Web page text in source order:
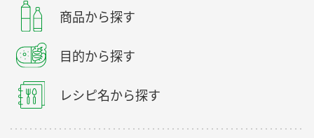
商品から探す
目的から探す
レシピ名から探す